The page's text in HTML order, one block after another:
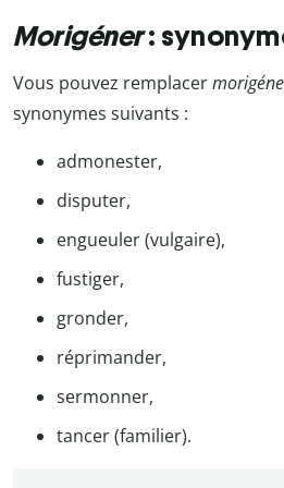
Morigéner:
Vous pouvez remplacer
synonymes suivants :
admonester,
disputer,
engueuler (vulgaire),
fustiger,
gronder,
réprimander,
sermonner,
tancer (familier).